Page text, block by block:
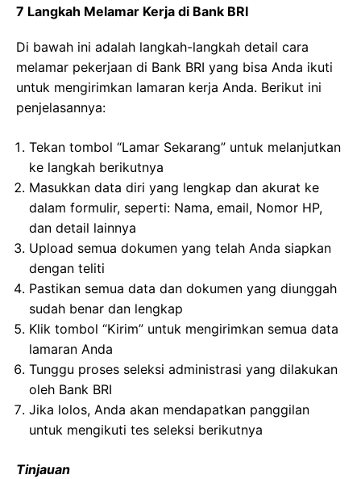
7 Langkah Melamar Kerja di Bank BRI
Di bawah ini adalah langkah-langkah detail cara
melamar pekerjaan di Bank BRI yang bisa Anda ikuti
untuk mengirimkan lamaran kerja Anda. Berikut ini
penjelasannya:
Tekan tombol “Lamar Sekarang” untuk melanjutkan
ke langkah berikutnya
Masukkan data diri yang lengkap dan akurat ke
dalam formulir, seperti: Nama, email, Nomor HP,
dan detail lainnya
Upload semua dokumen yang telah Anda siapkan
dengan teliti
Pastikan semua data dan dokumen yang diunggah
sudah benar dan lengkap
Klik tombol “Kirim” untuk mengirimkan semua data
lamaran Anda
Tunggu proses seleksi administrasi yang dilakukan
oleh Bank BRI
Jika lolos, Anda akan mendapatkan panggilan
untuk mengikuti tes seleksi berikutnya
Tinjauan